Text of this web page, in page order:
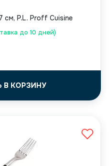
до 10 дней)
см, P.L. Proff Cuisine
В КОРЗИНУ